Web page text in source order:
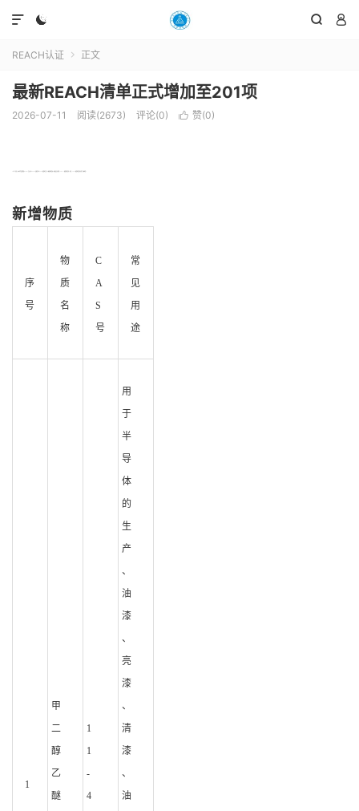
  

REACH认证  正文
最新REACH清单正式增加至201项
2026-07-11 阅读(2673) 评论(0)  赞(0)
新增物质
序
号
物
质
名
称
C
A
S
号
常
见
用
途
1
甲
二
醇
乙
醚
1
1
-
4
用
于
半
导
体
的
生
产
、
油
漆
、
亮
漆
、
清
漆
、
油